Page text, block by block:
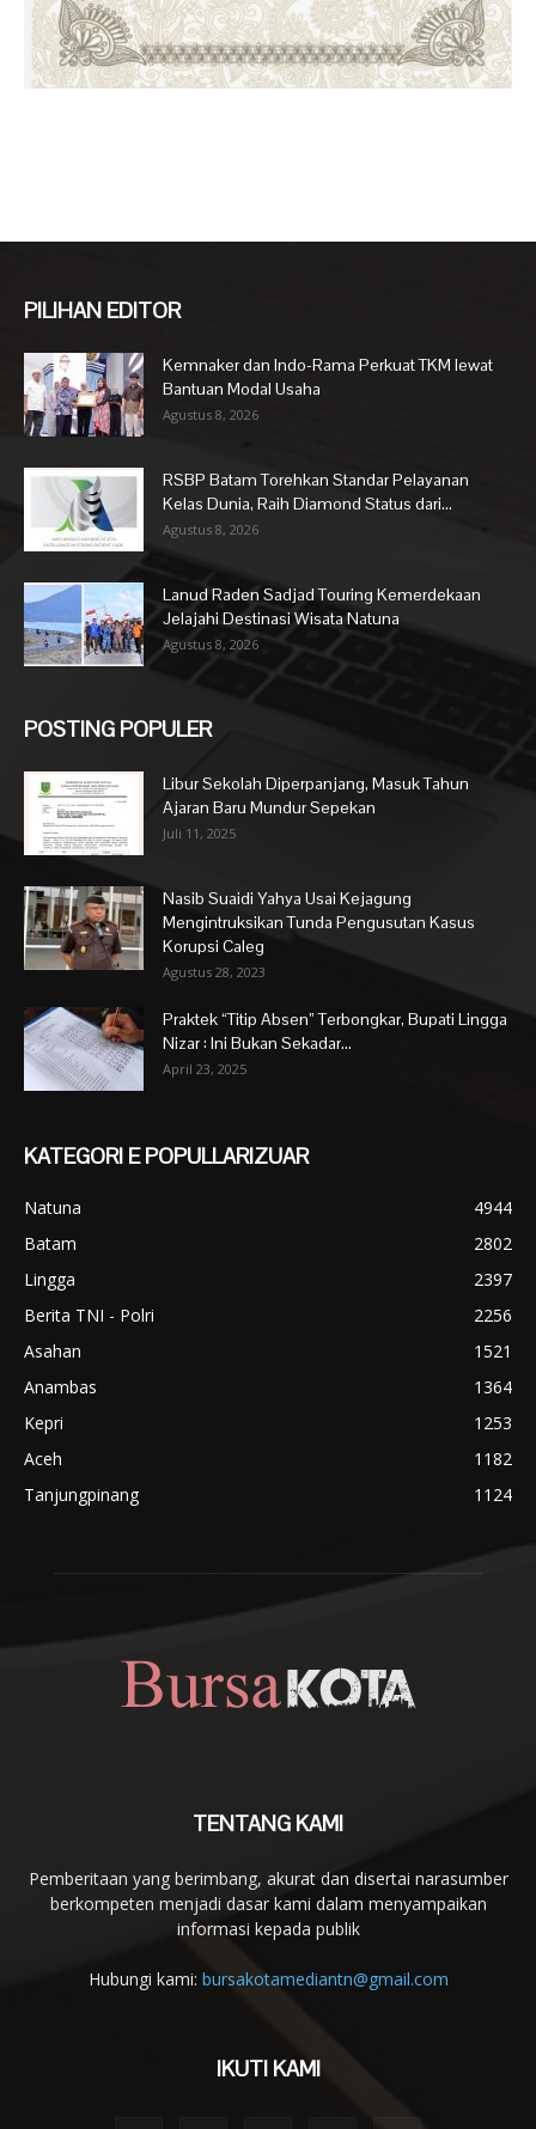
PILIHAN EDITOR
Kemnaker dan Indo-Rama Perkuat TKM lewat
Bantuan Modal Usaha
Agustus 8, 2026
RSBP Batam Torehkan Standar Pelayanan
Kelas Dunia, Raih Diamond Status dari...
Agustus 8, 2026
Lanud Raden Sadjad Touring Kemerdekaan
Jelajahi Destinasi Wisata Natuna
Agustus 8, 2026
POSTING POPULER
Libur Sekolah Diperpanjang, Masuk Tahun
Ajaran Baru Mundur Sepekan
Juli 11, 2025
Nasib Suaidi Yahya Usai Kejagung
Mengintruksikan Tunda Pengusutan Kasus
Korupsi Caleg
Agustus 28, 2023
Praktek “Titip Absen” Terbongkar, Bupati Lingga
Nizar : Ini Bukan Sekadar...
April 23, 2025
KATEGORI E POPULLARIZUAR
Natuna
4944
Batam
2802
Lingga
2397
Berita TNI - Polri
2256
Asahan
1521
Anambas
1364
Kepri
1253
Aceh
1182
Tanjungpinang
1124
TENTANG KAMI
Pemberitaan yang berimbang, akurat dan disertai narasumber
berkompeten menjadi dasar kami dalam menyampaikan
informasi kepada publik
Hubungi kami: bursakotamediantn@gmail.com
IKUTI KAMI